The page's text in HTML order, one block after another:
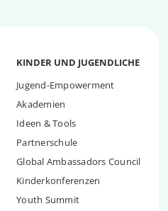
KINDER UND JUGENDLICHE
Jugend-Empowerment
Akademien
Ideen & Tools
Partnerschule
Global Ambassadors Council
Kinderkonferenzen
Youth Summit